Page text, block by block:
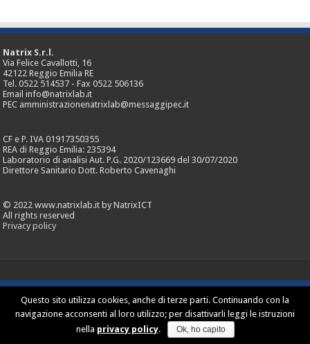
Natrix S.r.l.
Via Felice Cavallotti, 16
42122 Reggio Emilia RE
Tel. 0522 514537 - Fax 0522 506136
Email info@natrixlab.it
PEC amministrazionenatrixlab@messaggipec.it
CF e P. IVA 01917350355
REA di Reggio Emilia: 235394
Laboratorio di analisi Aut. P.G. 2020/123669 del 30/07/2020
Direttore Sanitario Dott. Roberto Cavenaghi
© 2022 www.natrixlab.it by NatrixICT
All rights reserved
Privacy policy
Questo sito utilizza cookies, anche di terze parti. Continuando con la
navigazione acconsenti al loro utilizzo; per disattivarli leggi le istruzioni
nella privacy policy. Ok, ho capito